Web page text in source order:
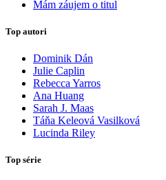
Mám záujem o titul
Top autori
Dominik Dán
Julie Caplin
Rebecca Yarros
Ana Huang
Sarah J. Maas
Táňa Keleová Vasilková
Lucinda Riley
Top série